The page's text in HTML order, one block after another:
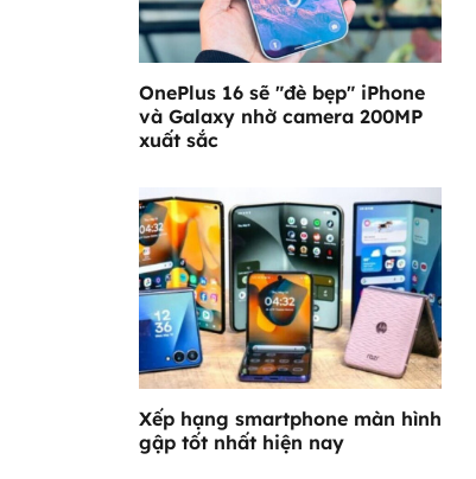
OnePlus 16 sẽ "đè bẹp" iPhone
và Galaxy nhờ camera 200MP
xuất sắc
Xếp hạng smartphone màn hình
gập tốt nhất hiện nay